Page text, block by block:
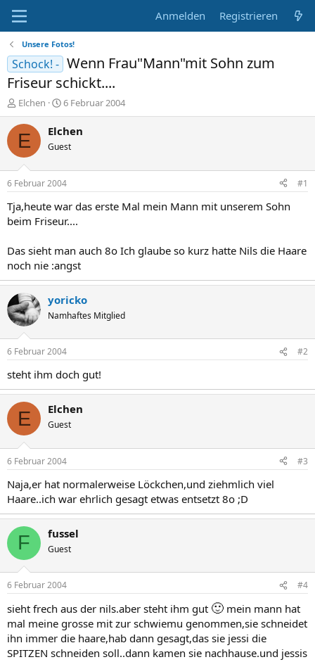
Anmelden Registrieren
Unsere Fotos!
Schock! - Wenn Frau"Mann"mit Sohn zum
Friseur schickt....
E
r
s
l
e
r
Elchen
E
r
s
e
l
t
a
6 Februar 2004
E Elchen
Guest
6 Februar 2004 #1
Tja,heute war das erste Mal mein Mann mit unserem Sohn
beim Friseur....
Das sieht man auch 8o Ich glaube so kurz hatte Nils die Haare
noch nie :angst
yoricko
Namhaftes Mitglied
6 Februar 2004 #2
steht ihm doch gut!
E Elchen
Guest
6 Februar 2004 #3
Naja,er hat normalerweise Löckchen,und ziehmlich viel
Haare..ich war ehrlich gesagt etwas entsetzt 8o ;D
F fussel
Guest
6 Februar 2004 #4
sieht frech aus der nils.aber steht ihm gut 🙂 mein mann hat
mal meine grosse mit zur schwiemu genommen,sie schneidet
ihn immer die haare,hab dann gesagt,das sie jessi die
SPITZEN schneiden soll..dann kamen sie nachhause.und jessis